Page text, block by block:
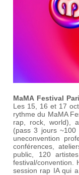
MaMA Festival
Les 15, 16 et 17
rythme du MaMA
rap, rock, world),
(pass 3 jours
uneconvention
conférences,
public, 120
festival/convention.
session rap IA qui